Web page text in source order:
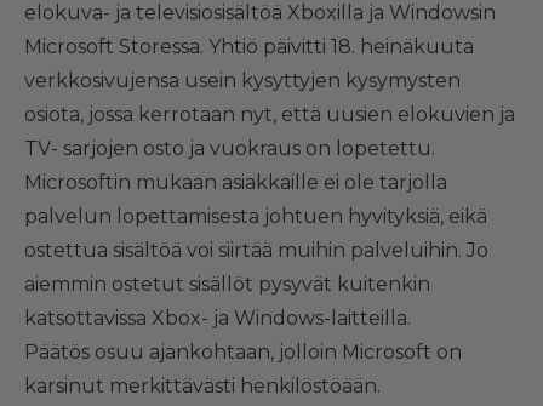
elokuva- ja televisiosisältöä Xboxilla ja Windowsin
Microsoft Storessa. Yhtiö päivitti 18. heinäkuuta
verkkosivujensa usein kysyttyjen kysymysten
osiota, jossa kerrotaan nyt, että uusien elokuvien ja
TV- sarjojen osto ja vuokraus on lopetettu.
Microsoftin mukaan asiakkaille ei ole tarjolla
palvelun lopettamisesta johtuen hyvityksiä, eikä
ostettua sisältöä voi siirtää muihin palveluihin. Jo
aiemmin ostetut sisällöt pysyvät kuitenkin
katsottavissa Xbox- ja Windows-laitteilla.
Päätös osuu ajankohtaan, jolloin Microsoft on
karsinut merkittävästi henkilöstöään.